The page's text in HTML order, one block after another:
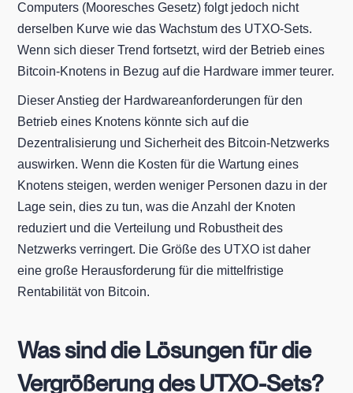
Computers (Mooresches Gesetz) folgt jedoch nicht
derselben Kurve wie das Wachstum des UTXO-Sets.
Wenn sich dieser Trend fortsetzt, wird der Betrieb eines
Bitcoin-Knotens in Bezug auf die Hardware immer teurer.
Dieser Anstieg der Hardwareanforderungen für den
Betrieb eines Knotens könnte sich auf die
Dezentralisierung und Sicherheit des Bitcoin-Netzwerks
auswirken. Wenn die Kosten für die Wartung eines
Knotens steigen, werden weniger Personen dazu in der
Lage sein, dies zu tun, was die Anzahl der Knoten
reduziert und die Verteilung und Robustheit des
Netzwerks verringert. Die Größe des UTXO ist daher
eine große Herausforderung für die mittelfristige
Rentabilität von Bitcoin.
Was sind die Lösungen für die
Vergrößerung des UTXO-Sets?